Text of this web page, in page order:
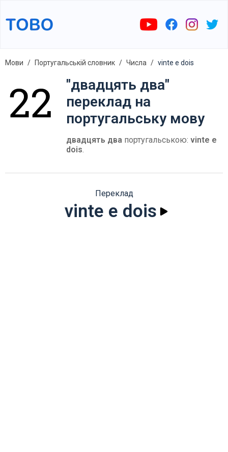
Мови Португальській словник Числа vinte e dois
"двадцять два"
переклад на
португальську мову
двадцять два португальською: vinte e
dois.
Переклад
vinte e dois